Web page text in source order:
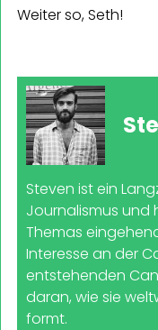
Weiter so, Seth!
Steven ist ein
Journalismus und
Themas
Interesse an der
entstehenden
daran, wie sie
formt.